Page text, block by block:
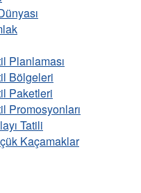
Planlaması
Bölgeleri
Paketleri
Promosyonları
Tatili
Kaçamaklar